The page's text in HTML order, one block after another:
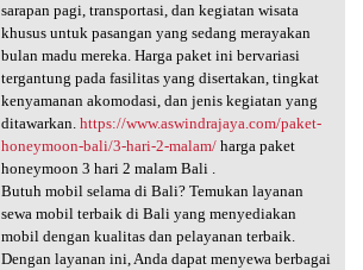
sarapan pagi, transportasi, dan kegiatan wisata
khusus untuk pasangan yang sedang merayakan
bulan madu mereka. Harga paket ini bervariasi
tergantung pada fasilitas yang disertakan, tingkat
kenyamanan akomodasi, dan jenis kegiatan yang
ditawarkan. https://www.aswindrajaya.com/paket-
honeymoon-bali/3-hari-2-malam/harga paket
honeymoon 3 hari 2 malam Bali .
Butuh mobil selama di Bali? Temukan layanan
sewa mobil terbaik di Bali yang menyediakan
mobil dengan kualitas dan pelayanan terbaik.
Dengan layanan ini, Anda dapat menyewa berbagai